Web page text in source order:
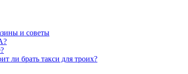
и советы
ли брать такси для троих?